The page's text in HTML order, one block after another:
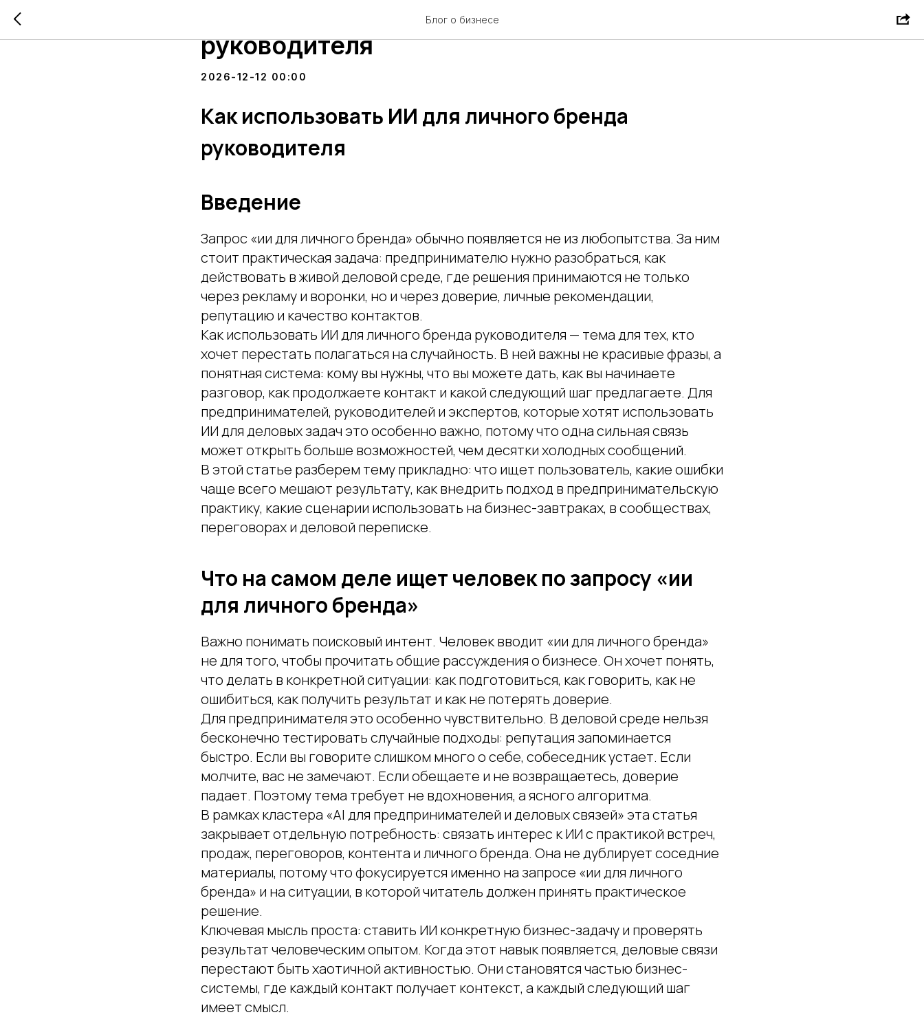
Блог о бизнесе
Как использовать ИИ для личного бренда
руководителя
2026-12-12 00:00
Как использовать ИИ для личного бренда
руководителя
Введение
Запрос «ии для личного бренда» обычно появляется не из любопытства. За ним
стоит практическая задача: предпринимателю нужно разобраться, как
действовать в живой деловой среде, где решения принимаются не только
через рекламу и воронки, но и через доверие, личные рекомендации,
репутацию и качество контактов.
Как использовать ИИ для личного бренда руководителя — тема для тех, кто
хочет перестать полагаться на случайность. В ней важны не красивые фразы, а
понятная система: кому вы нужны, что вы можете дать, как вы начинаете
разговор, как продолжаете контакт и какой следующий шаг предлагаете. Для
предпринимателей, руководителей и экспертов, которые хотят использовать
ИИ для деловых задач это особенно важно, потому что одна сильная связь
может открыть больше возможностей, чем десятки холодных сообщений.
В этой статье разберем тему прикладно: что ищет пользователь, какие ошибки
чаще всего мешают результату, как внедрить подход в предпринимательскую
практику, какие сценарии использовать на бизнес-завтраках, в сообществах,
переговорах и деловой переписке.
Что на самом деле ищет человек по запросу «ии
для личного бренда»
Важно понимать поисковый интент. Человек вводит «ии для личного бренда»
не для того, чтобы прочитать общие рассуждения о бизнесе. Он хочет понять,
что делать в конкретной ситуации: как подготовиться, как говорить, как не
ошибиться, как получить результат и как не потерять доверие.
Для предпринимателя это особенно чувствительно. В деловой среде нельзя
бесконечно тестировать случайные подходы: репутация запоминается
быстро. Если вы говорите слишком много о себе, собеседник устает. Если
молчите, вас не замечают. Если обещаете и не возвращаетесь, доверие
падает. Поэтому тема требует не вдохновения, а ясного алгоритма.
В рамках кластера «AI для предпринимателей и деловых связей» эта статья
закрывает отдельную потребность: связать интерес к ИИ с практикой встреч,
продаж, переговоров, контента и личного бренда. Она не дублирует соседние
материалы, потому что фокусируется именно на запросе «ии для личного
бренда» и на ситуации, в которой читатель должен принять практическое
решение.
Ключевая мысль проста: ставить ИИ конкретную бизнес-задачу и проверять
результат человеческим опытом. Когда этот навык появляется, деловые связи
перестают быть хаотичной активностью. Они становятся частью бизнес-
системы, где каждый контакт получает контекст, а каждый следующий шаг
имеет смысл.